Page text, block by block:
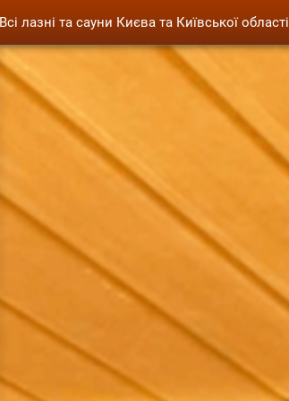
Всі лазні та сауни Києва та Київської області